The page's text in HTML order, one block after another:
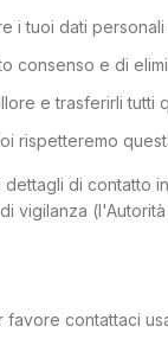
i tuoi dati
consenso e di
e trasferirli tutti
di contatto
vigilanza
contattaci